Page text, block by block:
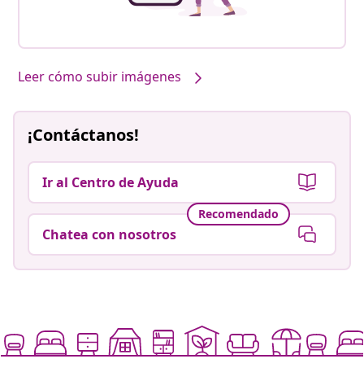
Leer cómo subir imágenes
¡Contáctanos!
Ir al Centro de Ayuda
Recomendado
Chatea con nosotros